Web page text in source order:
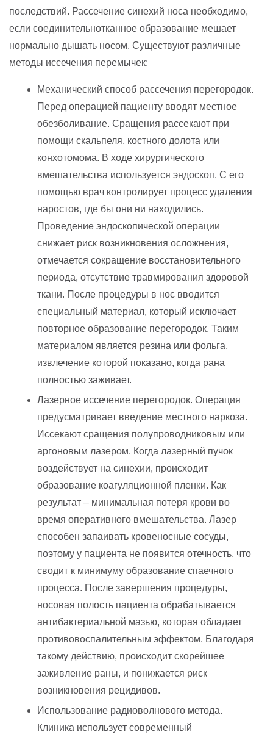
последствий. Рассечение синехий носа необходимо,
если соединительнотканное образование мешает
нормально дышать носом. Существуют различные
методы иссечения перемычек:
Механический способ рассечения перегородок.
Перед операцией пациенту вводят местное
обезболивание. Сращения рассекают при
помощи скальпеля, костного долота или
конхотомома. В ходе хирургического
вмешательства используется эндоскоп. С его
помощью врач контролирует процесс удаления
наростов, где бы они ни находились.
Проведение эндоскопической операции
снижает риск возникновения осложнения,
отмечается сокращение восстановительного
периода, отсутствие травмирования здоровой
ткани. После процедуры в нос вводится
специальный материал, который исключает
повторное образование перегородок. Таким
материалом является резина или фольга,
извлечение которой показано, когда рана
полностью заживает.
Лазерное иссечение перегородок. Операция
предусматривает введение местного наркоза.
Иссекают сращения полупроводниковым или
аргоновым лазером. Когда лазерный пучок
воздействует на синехии, происходит
образование коагуляционной пленки. Как
результат – минимальная потеря крови во
время оперативного вмешательства. Лазер
способен запаивать кровеносные сосуды,
поэтому у пациента не появится отечность, что
сводит к минимуму образование спаечного
процесса. После завершения процедуры,
носовая полость пациента обрабатывается
антибактериальной мазью, которая обладает
противовоспалительным эффектом. Благодаря
такому действию, происходит скорейшее
заживление раны, и понижается риск
возникновения рецидивов.
Использование радиоволнового метода.
Клиника использует современный